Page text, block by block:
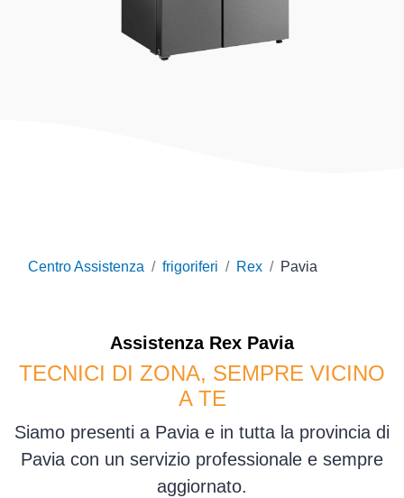
Centro Assistenza frigoriferi Rex Pavia
Assistenza Rex Pavia
TECNICI DI ZONA, SEMPRE VICINO
A TE
Siamo presenti a Pavia e in tutta la provincia di
Pavia con un servizio professionale e sempre
aggiornato.